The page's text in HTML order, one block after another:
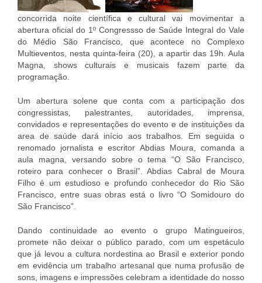
concorrida noite científica e cultural vai movimentar a
abertura oficial do 1º Congressso de Saúde Integral do Vale
do Médio São Francisco, que acontece no Complexo
Multieventos, nesta quinta-feira (20), a apartir das 19h. Aula
Magna, shows culturais e musicais fazem parte da
programação.
Um abertura solene que conta com a participação dos
congressistas, palestrantes, autoridades, imprensa,
convidados e representações do evento e de instituições da
area de saúde dará início aos trabalhos. Em seguida o
renomado jornalista e escritor Abdias Moura, comanda a
aula magna, versando sobre o tema “O São Francisco,
roteiro para conhecer o Brasil”. Abdias Cabral de Moura
Filho é um estudioso e profundo conhecedor do Rio São
Francisco, entre suas obras está o livro “O Somidouro do
São Francisco”.
Dando continuidade ao evento o grupo Matingueiros,
promete não deixar o público parado, com um espetáculo
que já levou a cultura nordestina ao Brasil e exterior pondo
em evidência um trabalho artesanal que numa profusão de
sons, imagens e impressões celebram a identidade do nosso